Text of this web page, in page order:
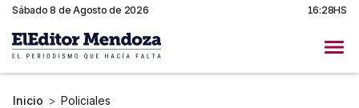
Sábado 8 de Agosto de 2026 16:28HS
Inicio > Policiales